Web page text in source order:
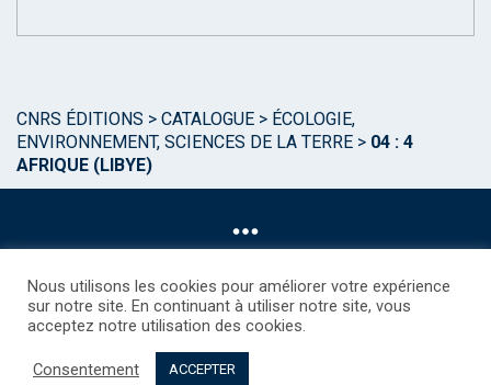
CNRS ÉDITIONS > CATALOGUE > ÉCOLOGIE,
ENVIRONNEMENT, SCIENCES DE LA TERRE > 04 : 4
AFRIQUE (LIBYE)
©CNRS EDITIONS 2025
Droits étrangers / Foreign rights
Nous utilisons les cookies pour améliorer votre expérience
sur notre site. En continuant à utiliser notre site, vous
acceptez notre utilisation des cookies.
Consentement ACCEPTER